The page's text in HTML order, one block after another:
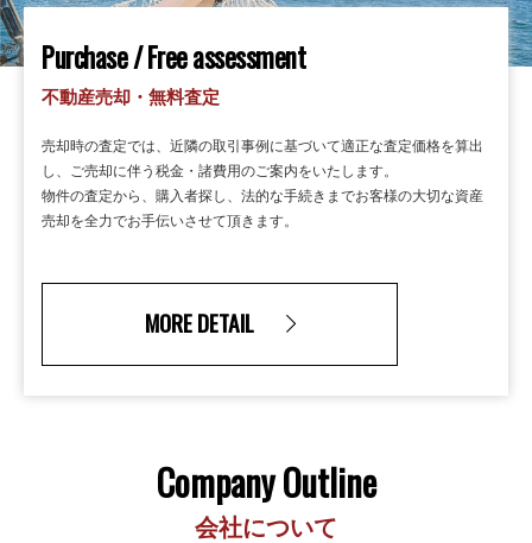
Purchase / Free assessment
不動産売却・無料査定
売却時の査定では、近隣の取引事例に基づいて適正な査定価格を算出
し、ご売却に伴う税金・諸費用のご案内をいたします。
物件の査定から、購入者探し、法的な手続きまでお客様の大切な資産
売却を全力でお手伝いさせて頂きます。
MORE DETAIL
Company Outline
会社について